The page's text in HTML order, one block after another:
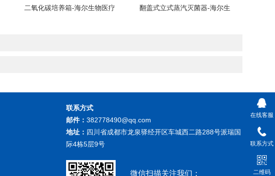
二氧化碳培养箱-海尔生物医疗
翻盖式立式蒸汽灭菌器-海尔生
联系方式
邮件： 382778490@qq.com
地址： 四川省成都市龙泉驿经开区车城西二路288号派瑞国
际4栋5层9号
微信扫描关注我们：
在线客服
联系方式
二维码